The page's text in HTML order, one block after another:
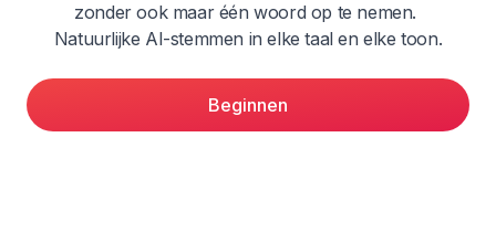
zonder ook maar één woord op te nemen.
Natuurlijke AI-stemmen in elke taal en elke toon.
Beginnen